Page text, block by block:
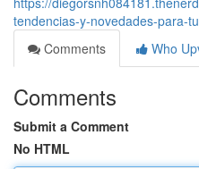
tendencias-y-novedades-para-
Comments
Who
Comments
Submit a Comment
No HTML